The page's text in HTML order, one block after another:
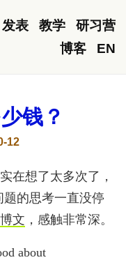
发表 教学
研习营
博客
EN
钱？
12
在想了太多次了，
的思考一直没停
文 ，感触非常深。
about